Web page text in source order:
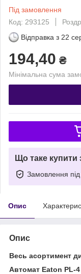
Під замовлення
Код: 293125
Відправка з 22
194,40 ₴
Мінімальна сума
Що таке купити
Замовлення
Опис
Опис
Весь асортимент
Автомат Eaton PL-4